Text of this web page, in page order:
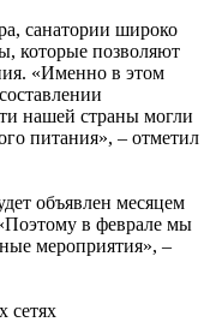
санатории широко
которые позволяют
«Именно в этом
нашей страны могли
питания», – отметил
объявлен месяцем
в феврале мы
мероприятия», –
сетях